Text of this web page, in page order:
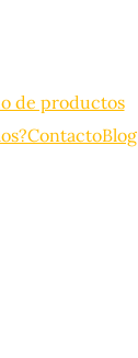
de productos
ContactoBlog